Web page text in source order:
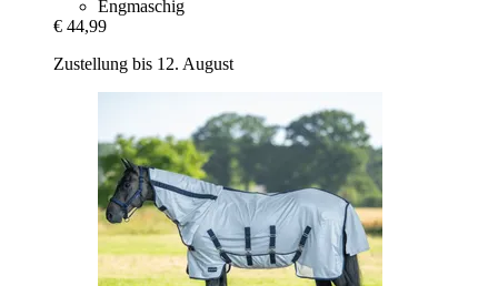
Engmaschig
€ 44,99
Zustellung bis 12. August